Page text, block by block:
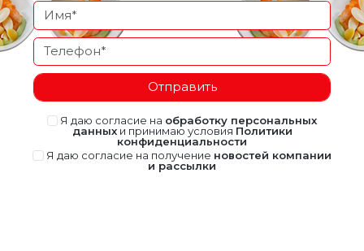
Отправить
Я даю согласие на обработку персональных
данныхи принимаю условия Политики
конфиденциальности
Я даю согласие на получение новостей компании
и рассылки